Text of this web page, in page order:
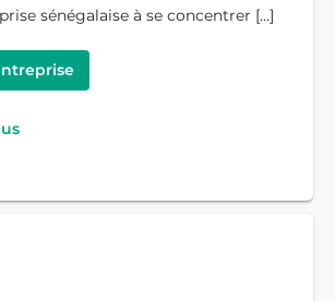
sénégalaise à se concentrer […]